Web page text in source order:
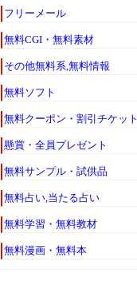
フリーメール
無料CGI・無料素材
その他無料系,無料情報
無料ソフト
無料クーポン・割引チケット
懸賞・全員プレゼント
無料サンプル・試供品
無料占い,当たる占い
無料学習・無料教材
無料漫画・無料本